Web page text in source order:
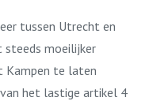
tussen Utrecht en
steeds moeilijker
Kampen te laten
van het lastige artikel 4